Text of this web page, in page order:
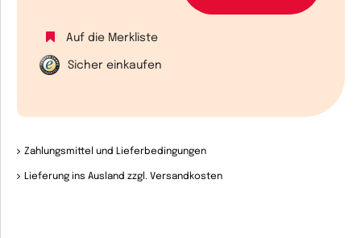
Auf die Merkliste
Sicher einkaufen
Zahlungsmittel und Lieferbedingungen
Lieferung ins Ausland zzgl. Versandkosten